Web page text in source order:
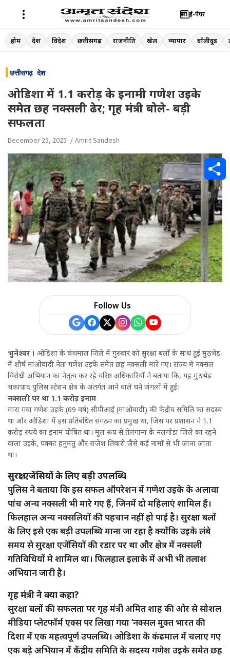
Skip
to
ई-पेपर
होम देश विदेश छत्तीसगढ़ राजनीति खेल व्यापार बॉलीवुड
छत्तीसगढ़ देश
ओडिशा में 1.1 करोड़ के इनामी गणेश उइके
समेत छह नक्सली ढेर; गृह मंत्री बोले- बड़ी
सफलता
December 25, 2025 Amrit Sandesh
Follow Us
भुनेश्वर । ओडिशा के कंधमाल जिले में गुरुवार को सुरक्षा बलों के साथ हुई मुठभेड़
में शीर्ष माओवादी नेता गणेश उइके समेत छह नक्सली मारे गए। राज्य में नक्सल
विरोधी अभियान का नेतृत्व कर रहे वरिष्ठ अधिकारियों ने बताया कि, यह मुठभेड़
चकापाद पुलिस स्टेशन क्षेत्र के अंतर्गत आने वाले घने जंगलों में हुई।
नक्सली पर था 1.1 करोड़ इनाम
मारा गया गणेश उइके (69 वर्ष) सीपीआई (माओवादी) की केंद्रीय समिति का सदस्य
था और ओडिशा में इस प्रतिबंधित संगठन का प्रमुख था, जिस पर प्रशासन ने 1.1
करोड़ रुपये का इनाम घोषित था। मूल रूप से तेलंगाना के नलगोंडा जिले का रहने
वाला उइके, पक्का हनुमंतु और राजेश तिवारी जैसे कई नामों से भी जाना जाता
था।
सुरक्षा एजेंसियों के लिए बड़ी उपलब्धि
पुलिस ने बताया कि इस सफल ऑपरेशन में गणेश उइके के अलावा
पांच अन्य नक्सली भी मारे गए हैं, जिनमें दो महिलाएं शामिल हैं।
फिलहाल अन्य नक्सलियों की पहचान नहीं हो पाई है। सुरक्षा बलों
के लिए इसे एक बड़ी उपलब्धि माना जा रहा है क्योंकि उइके लंबे
समय से सुरक्षा एजेंसियों की रडार पर था और क्षेत्र में नक्सली
गतिविधियों मे शामिल था। फिलहाल इलाके में अभी भी तलाश
अभियान जारी है।
गृह मंत्री ने क्या कहा?
सुरक्षा बलों की सफलता पर गृह मंत्री अमित शाह की ओर से सोशल
मीडिया प्लेटफॉर्म एक्स पर लिखा गया ‘नक्सल मुक्त भारत की
दिशा में एक महत्वपूर्ण उपलब्धि। ओडिशा के कंढमाल में चलाए गए
एक बड़े अभियान में केंद्रीय समिति के सदस्य गणेश उइके समेत छह
S
h
a
r
e